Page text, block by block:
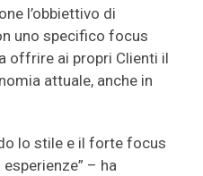
l’obbiettivo di
uno specifico focus
offrire ai propri Clienti il
attuale, anche in
lo stile e il forte focus
– ha